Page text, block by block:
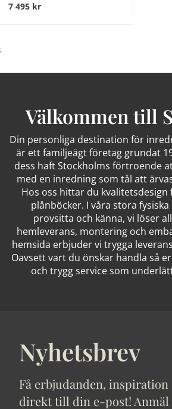
7 495 kr
;
Välkommen till
Din personliga destination för
är ett familjeägt företag grundat
dess haft Stockholms förtroende
med en inredning som tål att
Hos oss hittar du kvalitetsdesign
plånböcker. I våra stora
provsitta och känna, vi löser
hemleverans, montering och
hemsida erbjuder vi trygga
Oavsett vart du önskar handla så
och trygg service som
Nyhetsbrev
Få erbjudanden, inspiration
direkt till din e-post!